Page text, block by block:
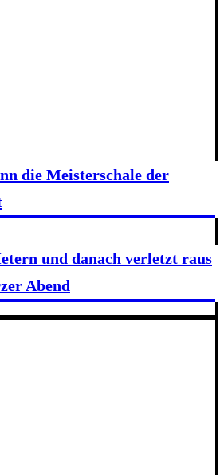
die Meisterschale der
und danach verletzt raus
Abend